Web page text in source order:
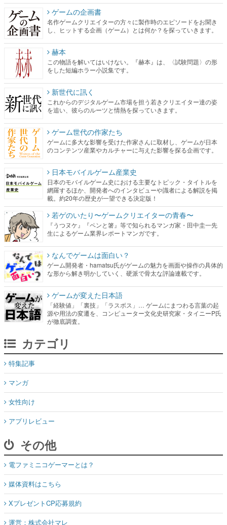
ゲームの企画書
名作ゲームクリエイターの方々に製作時のエピソードをお聞き
し、ヒットする企画（ゲーム）とは何か？を探っていきます。
赫本
この物語を解いてはいけない。『赫本』は、〈試験問題〉の形
をした短編ホラー小説集です。
新世代に訊く
これからのデジタルゲーム市場を担う若きクリエイター達の姿
を追い、彼らのルーツと情熱を探っていきます。
ゲーム世代の作家たち
ゲームに多大な影響を受けた作家さんに取材し、ゲームが日本
のコンテンツ産業やカルチャーに与えた影響を探る企画です。
日本モバイルゲーム産業史
日本のモバイルゲーム史における主要なトピック・タイトルを
網羅するほか、開発者へのインタビューや識者による解説を掲
載。約20年の歴史が一望できる決定版！
若ゲのいたり〜ゲームクリエイターの青春〜
『うつヌケ』『ペンと箸』等で知られるマンガ家・田中圭一先
生によるゲーム業界レポートマンガです。
なんでゲームは面白い？
ゲーム開発者・hamatsu氏がゲームの魅力を画面や操作の具体的
な形から解き明かしていく、硬派で骨太な評論連載です。
ゲームが変えた日本語
「経験値」「裏技」「ラスボス」… ゲームにまつわる言葉の起
源や用法の変遷を、コンピューター文化史研究家・タイニーP氏
が徹底調査。
カテゴリ
特集記事
マンガ
女性向け
アプリレビュー
その他
電ファミニコゲーマーとは？
媒体資料はこちら
XプレゼントCP応募規約
運営：株式会社マレ